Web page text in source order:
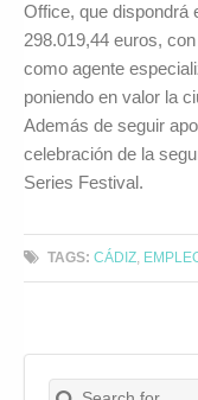
Office, que dispondrá
298.019,44 euros,
como agente
poniendo en valor la
Además de seguir
celebración de la
Series Festival.
TAGS: CÁDIZ
Search for:
Buscar